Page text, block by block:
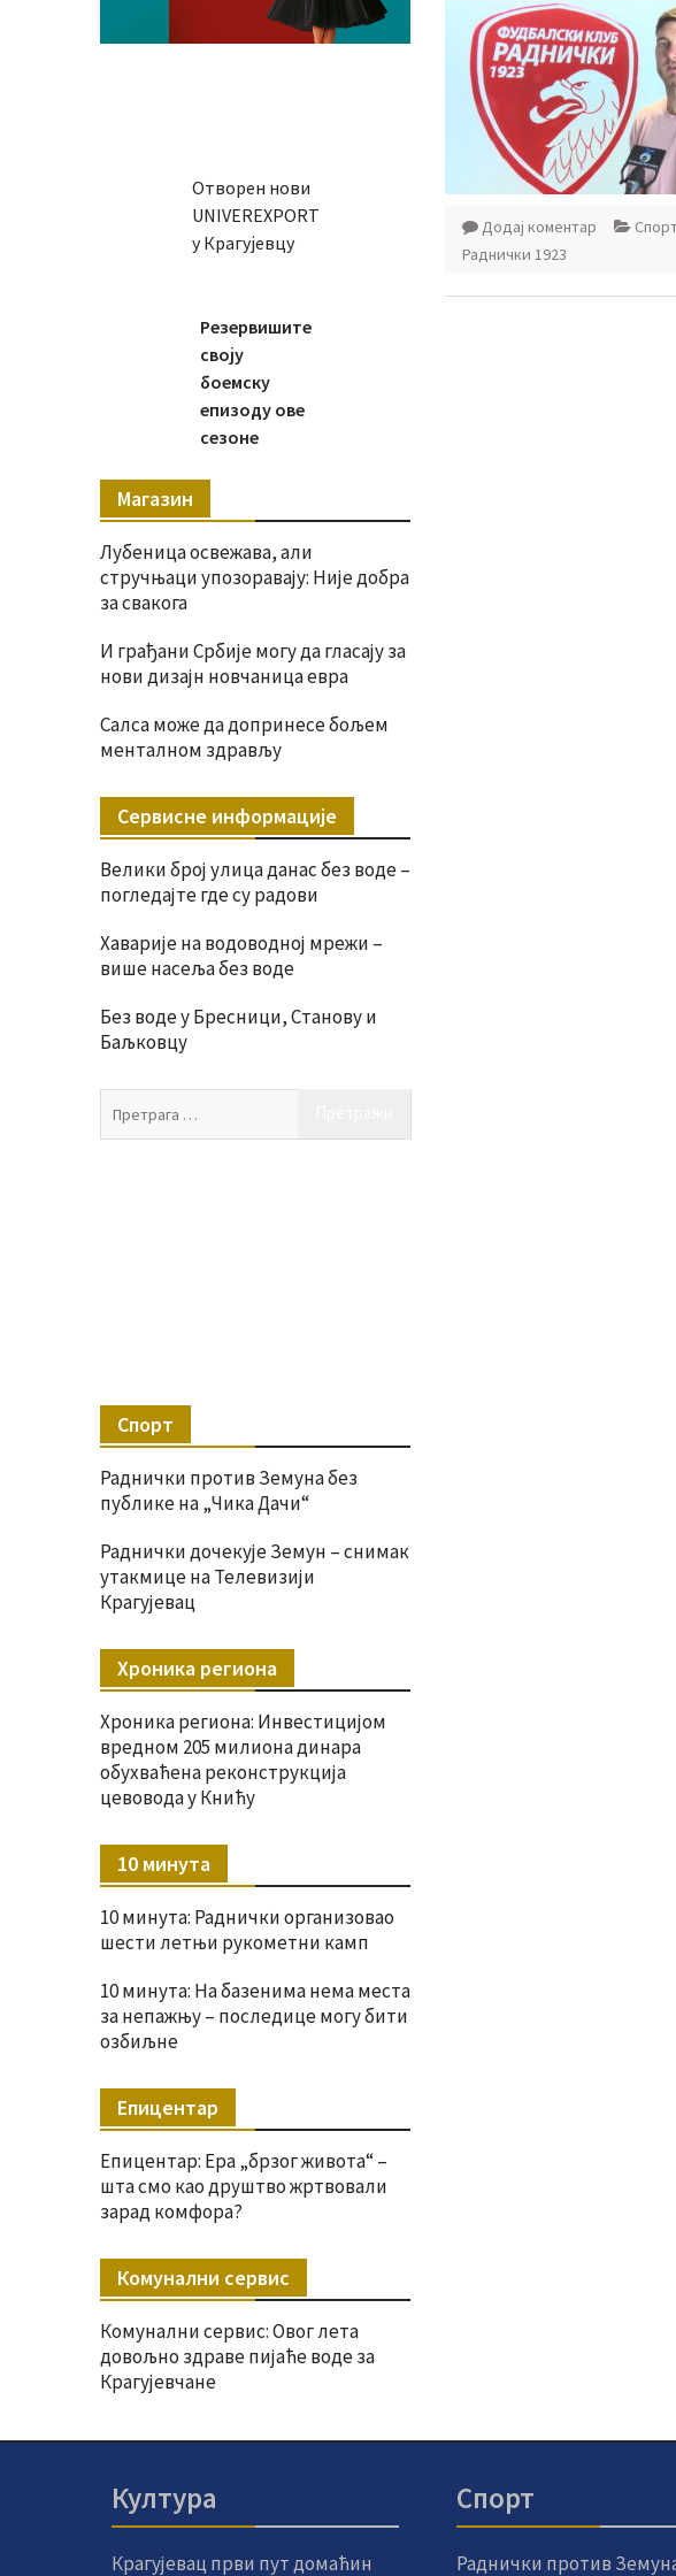
Додај коментар
Раднички 1923
Отворен нови
UNIVEREXPORT
у Крагујевцу
Резервишите
своју
боемску
епизоду ове
сезоне
Магазин
Лубеница освежава, али
стручњаци упозоравају: Није добра
за свакога
И грађани Србије могу да гласају за
нови дизајн новчаница евра
Салса може да допринесе бољем
менталном здрављу
Сервисне информације
Велики број улица данас без воде –
погледајте где су радови
Хаварије на водоводној мрежи –
више насеља без воде
Без воде у Бресници, Станову и
Баљковцу
Спорт
Раднички против Земуна без
публике на „Чика Дачи“
Раднички дочекује Земун – снимак
утакмице на Телевизији
Крагујевац
Хроника региона
Хроника региона: Инвестицијом
вредном 205 милиона динара
обухваћена реконструкција
цевовода у Книћу
10 минута
10 минута: Раднички организовао
шести летњи рукометни камп
10 минута: На базенима нема места
за непажњу – последице могу бити
озбиљне
Епицентар
Епицентар: Ера „брзог живота“ –
шта смо као друштво жртвовали
зарад комфора?
Комунални сервис
Комунални сервис: Овог лета
довољно здраве пијаће воде за
Крагујевчане
Култура
Крагујевац први пут домаћин
Спорт
Раднички против